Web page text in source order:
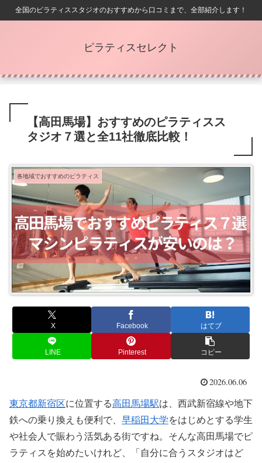
全国のピラティススタジオのおすすめから口コミまで、全部紹介します！
ピラティスセレクト
【高田馬場】おすすめのピラティスス
タジオ７選と全11社徹底比較！
各地域でおすすめのピラティス
X Facebook はてブ
LINE Pinterest コピー
2026.06.06
東京都新宿区に位置する高田馬場駅は、西武新宿線や地下
鉄への乗り換えも便利で、 早稲田大学をはじめとする学生
や社会人で賑わう活気ある街ですね。そんな高田馬場でピ
ラティスを始めたいけれど、「自分に合うスタジオはど